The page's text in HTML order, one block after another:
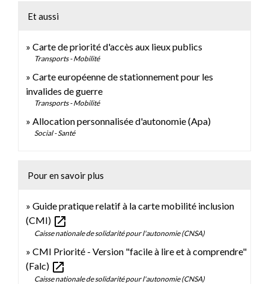
Et aussi
Carte de priorité d'accès aux lieux publics
Transports - Mobilité
Carte européenne de stationnement pour les
invalides de guerre
Transports - Mobilité
Allocation personnalisée d'autonomie (Apa)
Social - Santé
Pour en savoir plus
Guide pratique relatif à la carte mobilité inclusion
(CMI) open_in_new
Caisse nationale de solidarité pour l'autonomie (CNSA)
CMI Priorité - Version "facile à lire et à comprendre"
(Falc) open_in_new
Caisse nationale de solidarité pour l'autonomie (CNSA)